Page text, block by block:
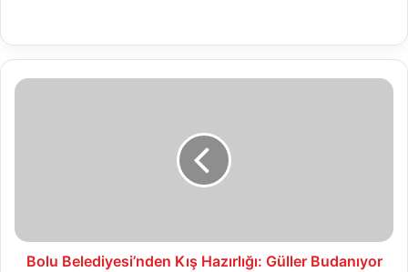
Bolu
Bolu Belediyesi’nden Kış Hazırlığı: Güller Budanıyor